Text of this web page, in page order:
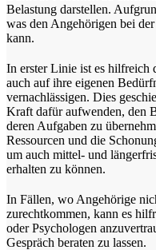
Belastung darstellen.
was den Angehörigen bei
kann.
In erster Linie ist es hilfreich
auch auf ihre eigenen
vernachlässigen. Dies
Kraft dafür aufwenden, den
deren Aufgaben zu
Ressourcen und die
um auch mittel- und
erhalten zu können.
In Fällen, wo Angehörige
zurechtkommen, kann es
oder Psychologen
Gespräch beraten zu lassen.